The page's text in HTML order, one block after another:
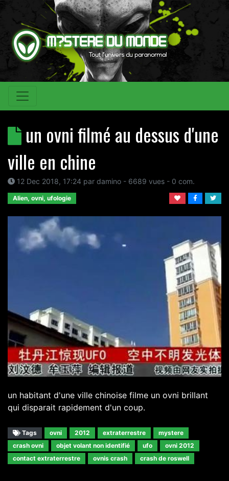
un ovni filmé au dessus d'une
ville en chine
12 Dec 2018, 17:24 par damino - 6689 vues - 0 com.
Alien, ovni, ufologie
un habitant d'une ville chinoise filme un ovni brillant
qui disparait rapidement d'un coup.
Tags ovni 2012 extraterrestre
mystere
crash ovni
objet volant non identifié ufo
ovni 2012
contact extraterrestre
ovnis crash crash de roswell